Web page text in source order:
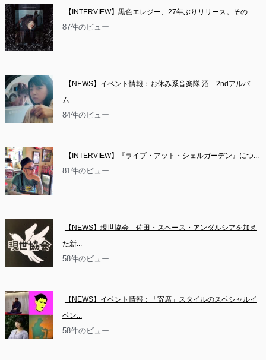
【INTERVIEW】黒色エレジー、27年ぶりリリース。その...
87件のビュー
【NEWS】イベント情報：お休み系音楽隊 沼　2ndアルバ
ム...
84件のビュー
【INTERVIEW】『ライブ・アット・シェルガーデン』につ...
81件のビュー
【NEWS】現世協会　佐田・スペース・アンダルシアを加え
た新...
58件のビュー
【NEWS】イベント情報：「寄席」スタイルのスペシャルイ
ベン...
58件のビュー